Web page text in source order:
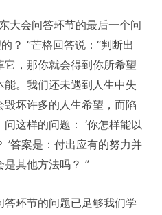
大会问答环节的最后一个问
？ ”芒格回答说：“判断出
，那你就会得到你所希望
。我们还未遇到人生中失
坏许多的人生希望，而陷
这样的问题： ‘你怎样能以
’答案是：付出应有的努力并
其他方法吗？ ”
环节的问题已足够我们学